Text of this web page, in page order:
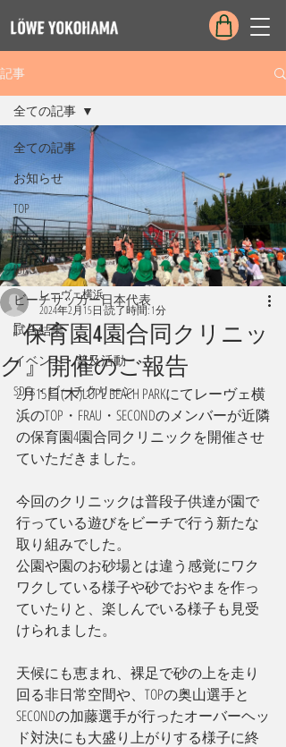
記事
全ての記事
お知らせ
TOP
FRAU
JUNG
ビーチサッカー日本代表
試合結果
イベント・普及活動
SDGs・ビーチクリーン
全ての記事
『保育園4園合同クリニッ
ク』開催のご報告
レーヴェ横浜
2024年2月15日 読了時間: 1分
2月15日(木)LÖPE BEACH PARKにてレーヴェ横
浜のTOP・FRAU・SECONDのメンバーが近隣
の保育園4園合同クリニックを開催させ
ていただきました。
今回のクリニックは普段子供達が園で
行っている遊びをビーチで行う新たな
取り組みでした。
公園や園のお砂場とは違う感覚にワク
ワクしている様子や砂でおやまを作っ
ていたりと、楽しんでいる様子も見受
けられました。
天候にも恵まれ、裸足で砂の上を走り
回る非日常空間や、TOPの奥山選手と
SECONDの加藤選手が行ったオーバーヘッ
ド対決にも大盛り上がりする様子に終